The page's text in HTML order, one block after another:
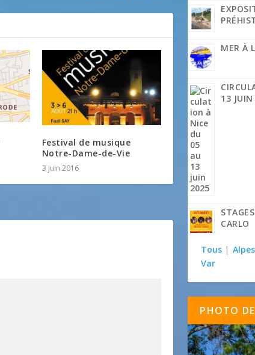
Festival de musique
Notre-Dame-de-Vie
3 juin 2016
MER À
13
CARLO
Tous |
Var
PHOTO